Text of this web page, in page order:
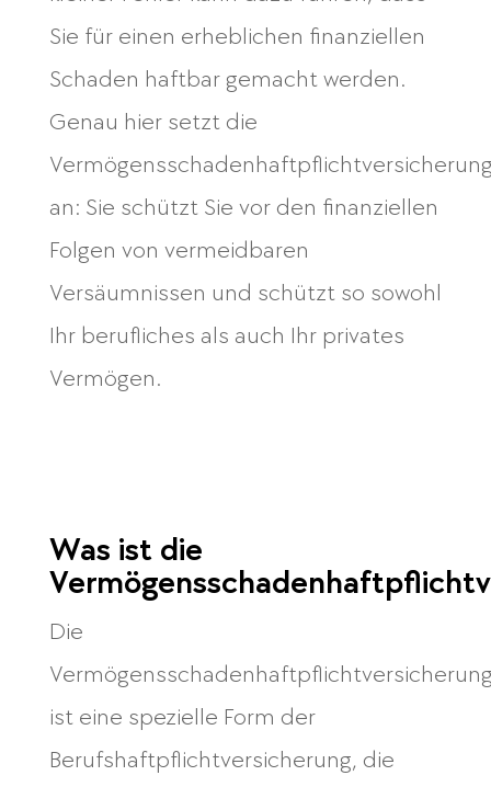
Sie für einen erheblichen finanziellen
Schaden haftbar gemacht werden.
Genau hier setzt die
an: Sie schützt Sie vor den finanziellen
Folgen von vermeidbaren
Versäumnissen und schützt so sowohl
Ihr berufliches als auch Ihr privates
Vermögen.
Was ist die
Die
ist eine spezielle Form der
Berufshaftpflichtversicherung, die